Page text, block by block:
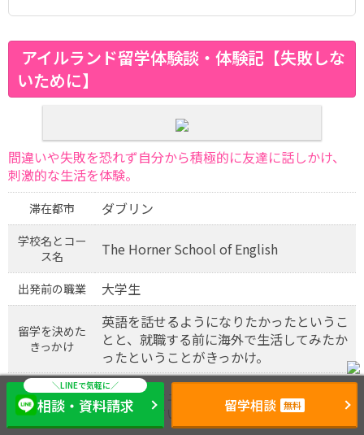
アイルランド留学体験談・体験記【失敗しな
いために】
間違いや失敗を恐れず自分から積極的に友達に話しかけ、
刺激的な生活を体験。
滞在都市 ダブリン
学校名とコー
ス名
The Horner School of English
出発前の職業 大学生
留学を決めた
きっかけ
英語を話せるようになりたかったというこ
とと、就職する前に海外で生活してみたか
ったということがきっかけ。
なぜアイルラ
ンドを選んだ
のか？
アイリッシュは、ホスピタリティ精神が強
いと聞いていたので。
相談・資料請求 留学相談 無料